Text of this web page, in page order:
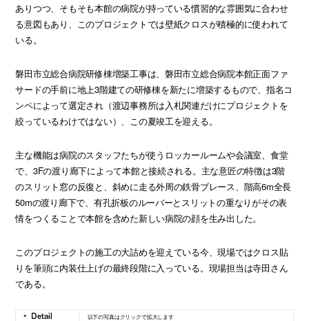
ありつつ、そもそも本館の病院が持っている慣習的な雰囲気に合わせ
る意図もあり、このプロジェクトでは壁紙クロスが積極的に使われて
いる。
磐田市立総合病院研修棟増築工事は、磐田市立総合病院本館正面ファ
サードの手前に地上3階建ての研修棟を新たに増築するもので、指名コ
ンペによって選定され（渡辺事務所は入札関連だけにプロジェクトを
絞っているわけではない）、この夏竣工を迎える。
主な機能は病院のスタッフたちが使うロッカールームや会議室、食堂
で、3Fの渡り廊下によって本館と接続される。主な意匠の特徴は3階
のスリット窓の反復と、斜めに走る外周の鉄骨ブレース、階高6m全長
50mの渡り廊下で、有孔折板のルーバーとスリットの重なりがその表
情をつくることで本館を含めた新しい病院の顔を生み出した。
このプロジェクトの施工の大詰めを迎えている今、現場ではクロス貼
りを筆頭に内装仕上げの最終段階に入っている。現場担当は寺田さん
である。
以下の写真はクリックで拡大します